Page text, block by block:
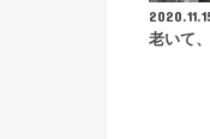
老いて